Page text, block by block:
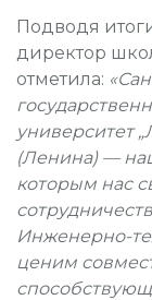
Подводя
директор
отметила:
университет
(Ленина) —
которым нас
Инженерно-
ценим